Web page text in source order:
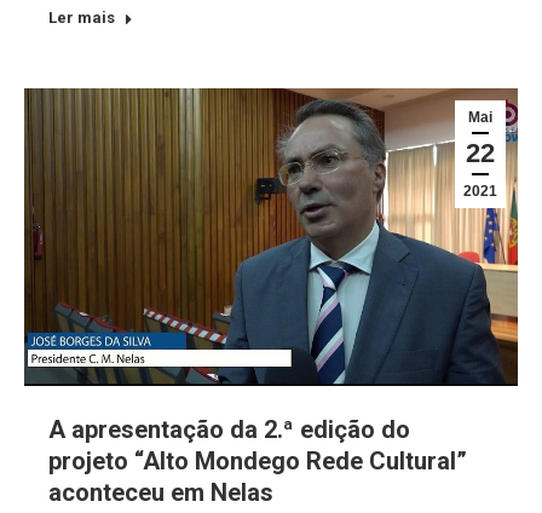
Ler mais
Mai
22
2021
A apresentação da 2.ª edição do
projeto “Alto Mondego Rede Cultural”
aconteceu em Nelas